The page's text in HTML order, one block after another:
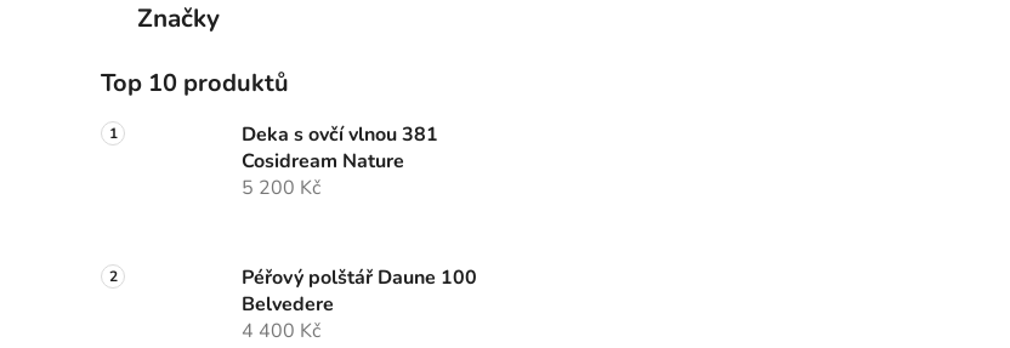
Značky
Top 10 produktů
Deka s ovčí vlnou 381
Cosidream Nature
5 200 Kč
Péřový polštář Daune 100
Belvedere
4 400 Kč